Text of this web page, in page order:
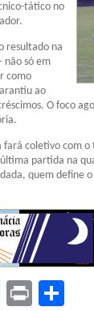
tático no
resultado na
não só em
como
ao
O foco
coletivo com
partida na
quem define
Telegram
Print